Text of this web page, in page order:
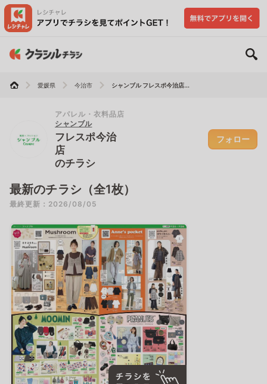
愛媛県 今治市 シャンブル フレスポ今治店...
アパレル・衣料品店
シャンブル
フレスポ今治
店
のチラシ
フォロー
最新のチラシ（全1枚）
最終更新：2026/08/05